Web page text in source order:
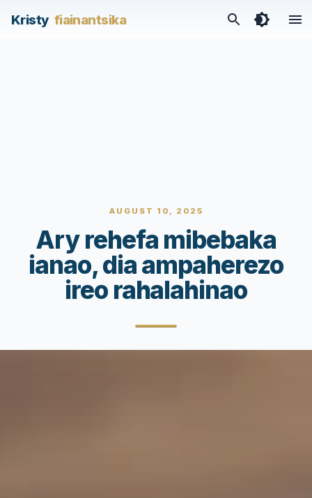
Kristy fiainantsika
AUGUST 10, 2025
Ary rehefa mibebaka
ianao, dia ampaherezo
ireo rahalahinao